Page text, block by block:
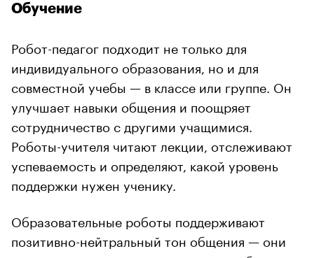
Обучение
Робот-педагог подходит не только для
индивидуального образования, но и для
совместной учебы — в классе или группе. Он
улучшает навыки общения и поощряет
сотрудничество с другими учащимися.
Роботы-учителя читают лекции, отслеживают
успеваемость и определяют, какой уровень
поддержки нужен ученику.
Образовательные роботы поддерживают
позитивно-нейтральный тон общения — они